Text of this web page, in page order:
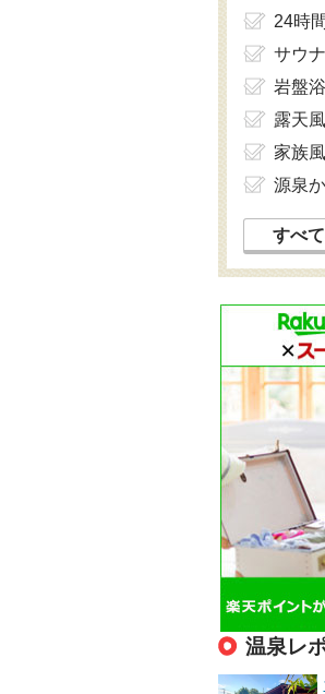
24時
サウナ
岩盤浴
露天
家族
源泉
すべ
温泉レ